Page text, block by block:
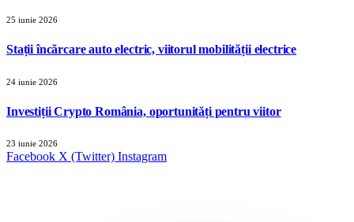
25 iunie 2026
Stații încărcare auto electric, viitorul mobilității electrice
24 iunie 2026
Investiții Crypto România, oportunități pentru viitor
23 iunie 2026
Facebook X (Twitter) Instagram